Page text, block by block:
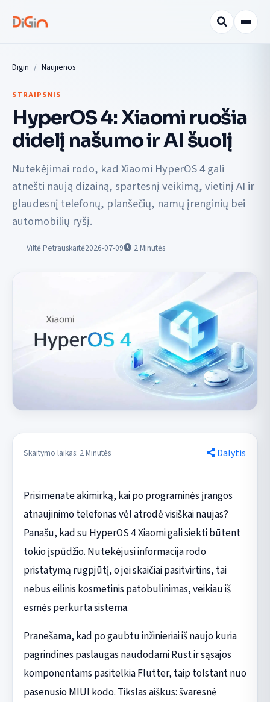
Digin Naujienos
STRAIPSNIS
HyperOS 4: Xiaomi ruošia
didelį našumo ir AI šuolį
Nutekėjimai rodo, kad Xiaomi HyperOS 4 gali
atnešti naują dizainą, spartesnį veikimą, vietinį AI ir
glaudesnį telefonų, planšečių, namų įrenginių bei
automobilių ryšį.
Viltė Petrauskaitė2026-07-09 2Minutės
Skaitymo laikas: 2 Minutės Dalytis
Prisimenate akimirką, kai po programinės įrangos
atnaujinimo telefonas vėl atrodė visiškai naujas?
Panašu, kad su HyperOS 4 Xiaomi gali siekti būtent
tokio įspūdžio. Nutekėjusi informacija rodo
pristatymą rugpjūtį, o jei skaičiai pasitvirtins, tai
nebus eilinis kosmetinis patobulinimas, veikiau iš
esmės perkurta sistema.
Pranešama, kad po gaubtu inžinieriai iš naujo kuria
pagrindines paslaugas naudodami Rust ir sąsajos
komponentams pasitelkia Flutter, taip tolstant nuo
pasenusio MIUI kodo. Tikslas aiškus: švaresnė